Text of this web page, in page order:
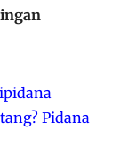
Pidana